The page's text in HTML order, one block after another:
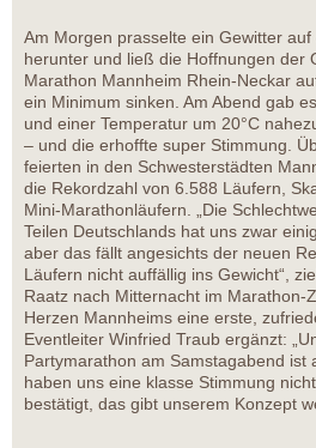
Am Morgen prasselte ein Gewitter
herunter und ließ die Hoffnungen der
Marathon Mannheim Rhein-Neckar
ein Minimum sinken. Am Abend gab
und einer Temperatur um 20°C
– und die erhoffte super Stimmung.
feierten in den Schwesterstädten
die Rekordzahl von 6.588 Läufern,
Mini-Marathonläufern. „Die
Teilen Deutschlands hat uns zwar
aber das fällt angesichts der neuen
Läufern nicht auffällig ins Gewicht“,
Raatz nach Mitternacht im Marathon-
Herzen Mannheims eine erste,
Eventleiter Winfried Traub ergänzt:
Partymarathon am Samstagabend ist
haben uns eine klasse Stimmung
bestätigt, das gibt unserem Konzept